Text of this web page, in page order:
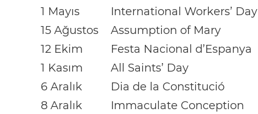
1 Mayıs
International Workers’ Day
15 Ağustos
Assumption of Mary
12 Ekim
Festa Nacional d’Espanya
1 Kasım
All Saints’ Day
6 Aralık
Dia de la Constitució
8 Aralık
Immaculate Conception